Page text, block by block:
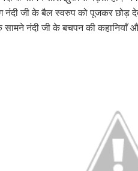
जी के बैल स्वरुप को पूजकर छोड़ देते
नंदी जी के बचपन की कहानियाँ